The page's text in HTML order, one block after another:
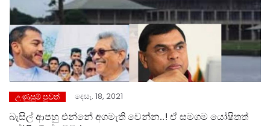
උණුසුම් පුවත් දෙසැ. 18, 2021
බැසිල් ආපහු එන්නේ අගමැති වෙන්න..! ඒ සමගම යෝෂිතත්